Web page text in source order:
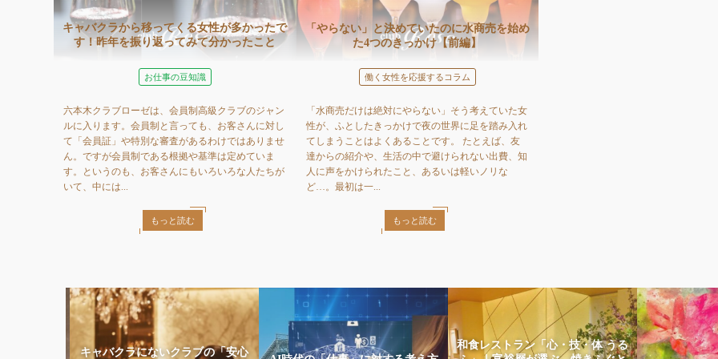
キャバクラから移ってくる女性が多かったで
す！昨年を振り返ってみて分かったこと
お仕事の豆知識
六本木クラブローゼは、会員制高級クラブのジャン
ルに入ります。会員制と言っても、お客さんに対し
て「会員証」や特別な審査があるわけではありませ
ん。ですが会員制である根拠や基準は定めていま
す。というのも、お客さんにもいろいろな人たちが
いて、中には...
もっと読む
「やらない」と決めていたのに水商売を始め
た4つのきっかけ【前編】
働く女性を応援するコラム
「水商売だけは絶対にやらない」そう考えていた女
性が、ふとしたきっかけで夜の世界に足を踏み入れ
てしまうことはよくあることです。 たとえば、友
達からの紹介や、生活の中で避けられない出費、知
人に声をかけられたこと、あるいは軽いノリな
ど…。最初は一...
もっと読む
キャバクラにないクラブの「安心
和食レストラン「心・技・体 うる